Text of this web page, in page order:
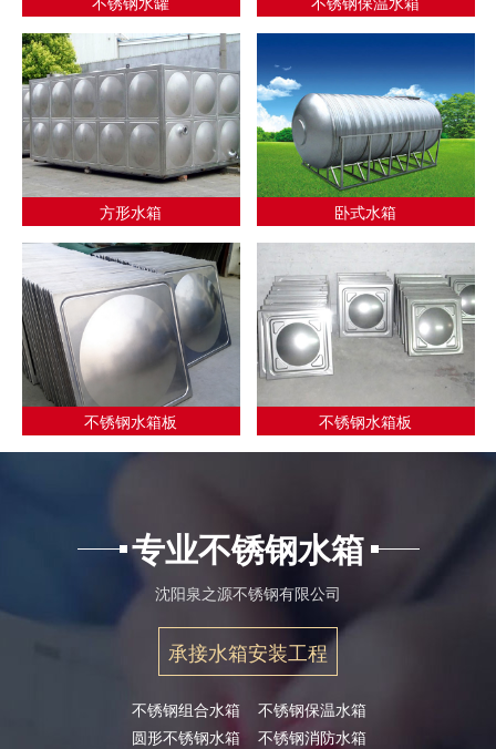
方形水箱 卧式水箱
不锈钢水箱板 不锈钢水箱板
专业不锈钢水箱
沈阳泉之源不锈钢有限公司
承接水箱安装工程
不锈钢组合水箱
圆形不锈钢水箱
不锈钢保温水箱
不锈钢消防水箱